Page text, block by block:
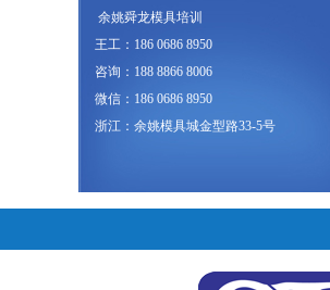
余姚舜龙模具培训
王工：186 0686 8950
咨询：188 8866 8006
微信：186 0686 8950
浙江：余姚模具城金型路33-5号